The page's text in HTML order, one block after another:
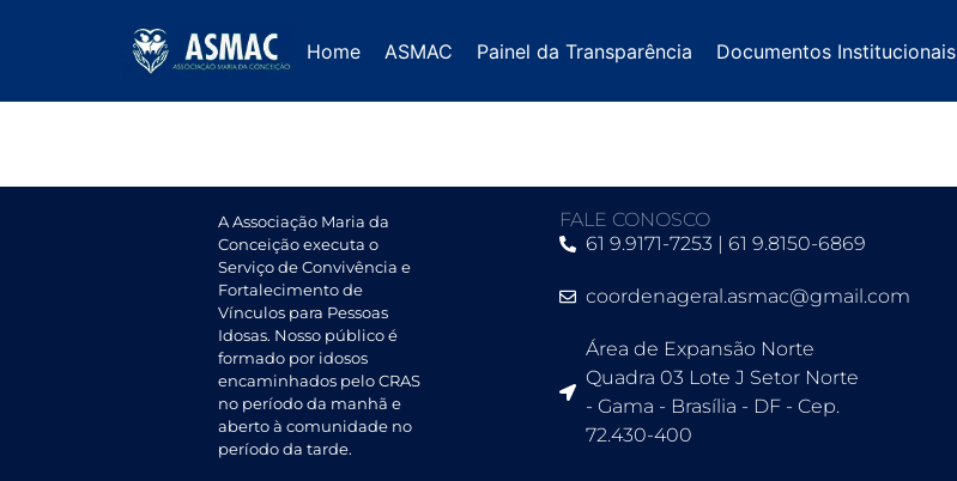
Home ASMAC Painel da Transparência Documentos Institucionais
Outubro 2024
A Associação Maria da
Conceição executa o
Serviço de Convivência e
Fortalecimento de
Vínculos para Pessoas
Idosas. Nosso público é
formado por idosos
encaminhados pelo CRAS
no período da manhã e
aberto à comunidade no
período da tarde.
FALE CONOSCO
61 9.9171-7253 | 61 9.8150-6869
coordenageral.asmac@gmail.com
Área de Expansão Norte
Quadra 03 Lote J Setor Norte
- Gama - Brasília - DF - Cep.
72.430-400